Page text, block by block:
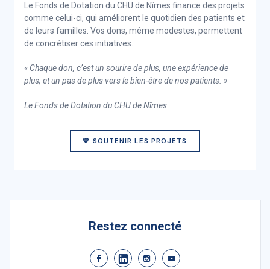
Le Fonds de Dotation du CHU de Nîmes finance des projets
comme celui-ci, qui améliorent le quotidien des patients et
de leurs familles. Vos dons, même modestes, permettent
de concrétiser ces initiatives.
« Chaque don, c’est un sourire de plus, une expérience de
plus, et un pas de plus vers le bien-être de nos patients. »
Le Fonds de Dotation du CHU de Nîmes
💙 SOUTENIR LES PROJETS
Restez connecté